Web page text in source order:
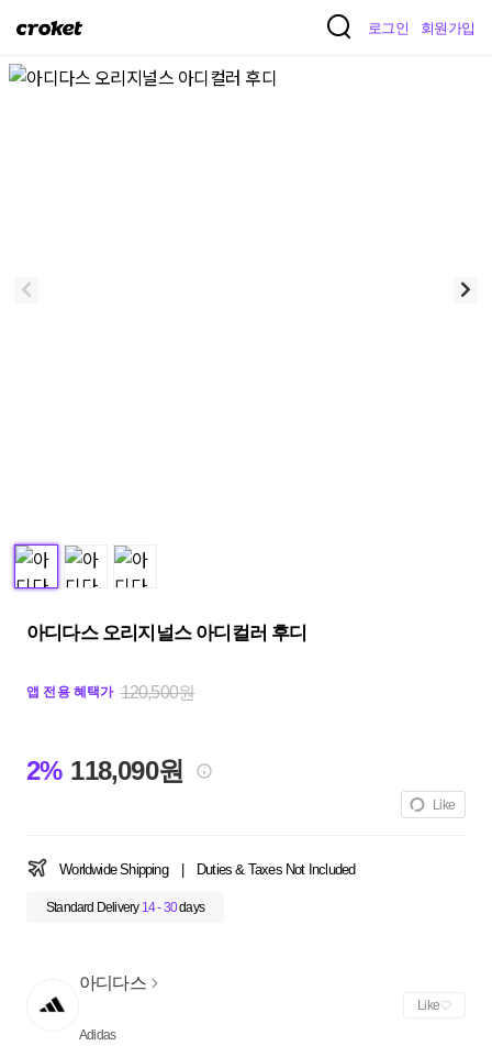
크
켓
로그인 회원가입
아디다스 오리지널스 아디컬러 후디
앱 전용 혜택가 120,500원
2% 118,090원
Like
Worldwide Shipping Duties & Taxes Not Included
Standard Delivery 14 - 30days
아디다스
Adidas
Like